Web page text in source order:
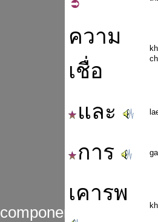
components
ความ
เชื่อ
และ
การ
เคารพ